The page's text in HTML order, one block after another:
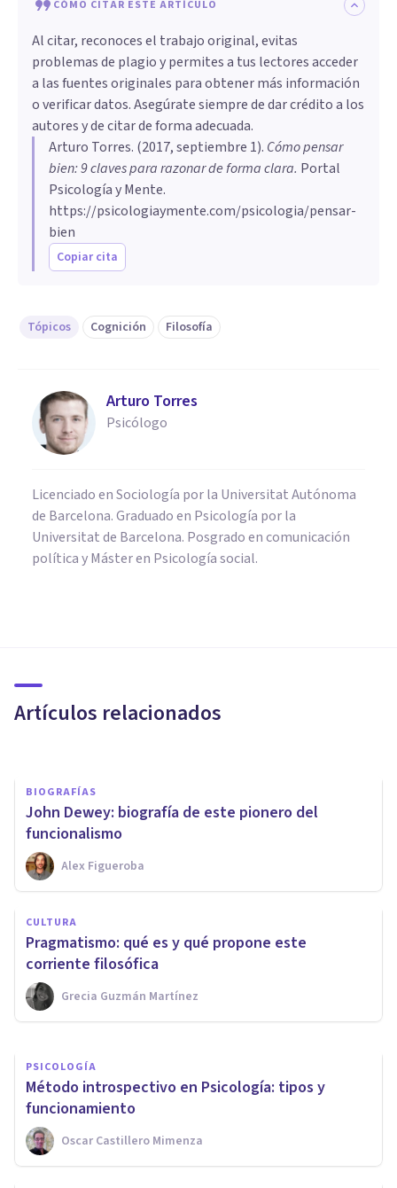
CÓMO CITAR ESTE ARTÍCULO
Al citar, reconoces el trabajo original, evitas
problemas de plagio y permites a tus lectores acceder
a las fuentes originales para obtener más información
o verificar datos. Asegúrate siempre de dar crédito a los
autores y de citar de forma adecuada.
Arturo Torres. (2017, septiembre 1). Cómo pensar
bien: 9 claves para razonar de forma clara. Portal
Psicología y Mente.
https://psicologiaymente.com/psicologia/pensar-
bien
Copiar cita
Tópicos Cognición Filosofía
Arturo Torres
Psicólogo
Licenciado en Sociología por la Universitat Autónoma
de Barcelona. Graduado en Psicología por la
Universitat de Barcelona. Posgrado en comunicación
política y Máster en Psicología social.
Artículos relacionados
Descartes a la Psicología
BIOGRAFÍAS
John Dewey: biografía de este pionero del
funcionalismo
Alex Figueroba
CULTURA
Pragmatismo: qué es y qué propone este
corriente filosófica
Grecia Guzmán Martínez
CULTURA
¿Qué es la Filosofía de la
Mente? Definición, historia y
aplicaciones
Grecia Guzmán Martínez
PSICOLOGÍA
Método introspectivo en Psicología: tipos y
funcionamiento
Oscar Castillero Mimenza